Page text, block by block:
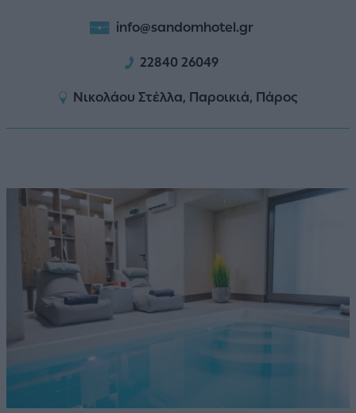
info@sandomhotel.gr
22840 26049
Νικολάου Στέλλα, Παροικιά, Πάρος